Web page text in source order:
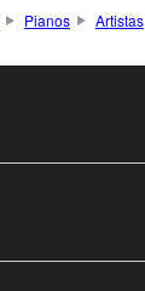
Pianos Artistas